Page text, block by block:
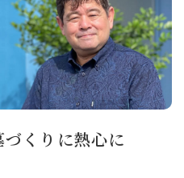
くりに熱心に